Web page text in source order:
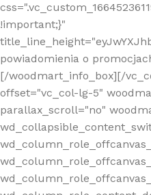
!important;}"
powiadomienia o
[/woodmart_info_box][/
offset="vc_col-lg-5"
parallax_scroll="no"